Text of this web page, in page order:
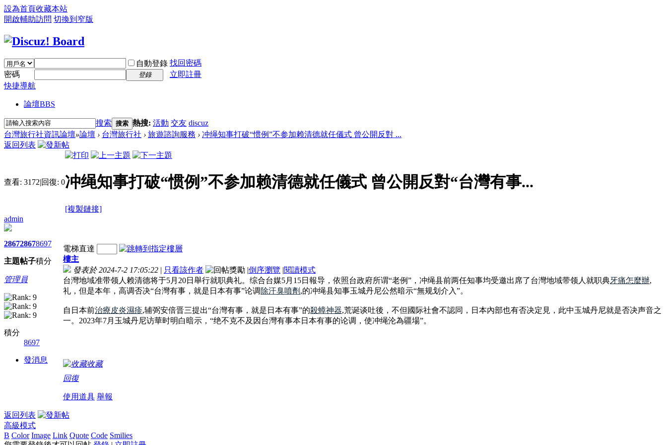
設為首頁收藏本站
開啟輔助訪問 切換到窄版
自動登錄 找回密碼
密碼
登錄
立即註冊
快捷導航
論壇BBS
搜索 搜索 熱搜: 活動 交友 discuz
台灣旅行社資訊論壇»論壇 › 台灣旅行社 › 旅遊諮詢服務 › 冲绳知事打破“惯例”不参加赖清德就任儀式 曾公開反對 ...
返回列表
查看: 3172|回復: 0冲绳知事打破“惯例”不参加赖清德就任儀式 曾公開反對“台灣有事...
[複製鏈接]
admin
2867
主題
2867
帖子
8697
積分
管理員
積分
8697
發消息
電梯直達
樓主
發表於 2024-7-2 17:05:22 | 只看該作者 |倒序瀏覽 |閱讀模式
台灣地域准带领人赖清德将于5月20日舉行就职典礼。综合台媒5月15日報导，依照台政府所谓“老例”，冲绳县前两任知事均受邀出席了台灣地域带领人就职典牙痛怎麼辦,
礼，但是本年，高调否决“台灣有事，就是日本有事”论调 除汗臭噴劑 ,的冲绳县知事玉城丹尼公然暗示“無规划介入”。
自日本前治療皮炎濕疹,辅弼安倍晋三提出“台灣有事，就是日本有事”的殺蟑神器,荒诞谈吐後，不但國际社會不認同，日本內部也有否决定見，此中玉城丹尼就是否决声音之
一。2023年7月玉城丹尼访華时明白暗示，“绝不克不及因台灣有事本日本有事的论调，使冲绳沦為疆場”。
收藏
回復
使用道具 舉報
返回列表
高級模式
B Color Image Link Quote Code Smilies